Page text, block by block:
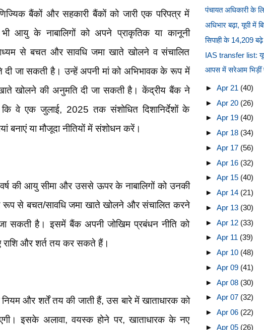
बैंकों और सहकारी बैंकों को जारी एक परिपत्र में
आयु के नाबालिगों को अपने प्राकृतिक या कानूनी
से बचत और सावधि जमा खाते खोलने व संचालित
दी जा सकती है। उन्हें अपनी मां को अभिभावक के रूप में
खोलने की अनुमति दी जा सकती है। केंद्रीय बैंक ने
वे एक जुलाई, 2025 तक संशोधित दिशानिर्देशों के
बनाएं या मौजूदा नीतियों में संशोधन करें।
की आयु सीमा और उससे ऊपर के नाबालिगों को उनकी
रूप से बचत/सावधि जमा खाते खोलने और संचालित करने
सकती है। इसमें बैंक अपनी जोखिम प्रबंधन नीति को
राशि और शर्त तय कर सकते हैं।
नियम और शर्तें तय की जाती हैं, उस बारे में खाताधारक को
इसके अलावा, वयस्क होने पर, खाताधारक के नए
पंचायत अधिकारी के
अधिभार बढ़ा, यूपी में
सिपाही के 14,209 बढ़े
IAS transfer list:
आपस में सरेआम भिड़ीं
► Apr 21 (40)
► Apr 20 (26)
► Apr 19 (40)
► Apr 18 (34)
► Apr 17 (56)
► Apr 16 (32)
► Apr 15 (40)
► Apr 14 (21)
► Apr 13 (30)
► Apr 12 (33)
► Apr 11 (39)
► Apr 10 (48)
► Apr 09 (41)
► Apr 08 (30)
► Apr 07 (32)
► Apr 06 (22)
► Apr 05 (26)